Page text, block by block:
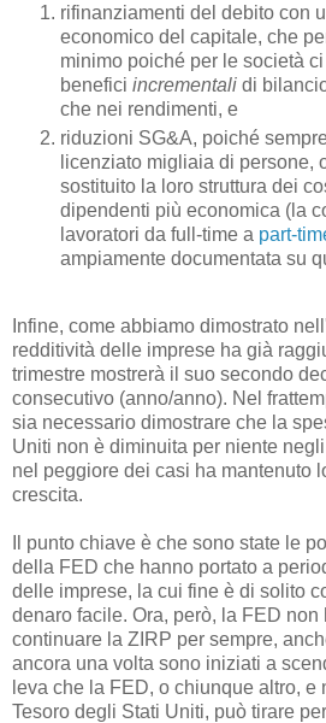
rifinanziamenti del debito con
economico del capitale, che
minimo poiché per le società
benefici incrementali di
che nei rendimenti, e
riduzioni SG&A, poiché
licenziato migliaia di persone,
sostituito la loro struttura dei
dipendenti più economica (la
lavoratori da full-time a part-
ampiamente documentata su
Infine, come abbiamo dimostrato
redditività delle imprese ha già
trimestre mostrerà il suo secondo
consecutivo (anno/anno). Nel
sia necessario dimostrare che la
Uniti non è diminuita per niente
nel peggiore dei casi ha mantenuto
crescita.
Il punto chiave è che sono state le
della FED che hanno portato a
delle imprese, la cui fine è di solito
denaro facile. Ora, però, la FED non
continuare la ZIRP per sempre,
ancora una volta sono iniziati a
leva che la FED, o chiunque altro, e
Tesoro degli Stati Uniti, può tirare